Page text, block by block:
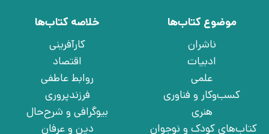
موضوع کتاب‌ها
ناشران
ادبیات
علمی
کسب‌وکار و فناوری
هنری
کتاب‌های کودک و نوجوان
خلاصه کتاب‌ها
کارآفرینی
اقتصاد
روابط عاطفی
فرزندپروری
بیوگرافی و شرح‌حال
دین و عرفان